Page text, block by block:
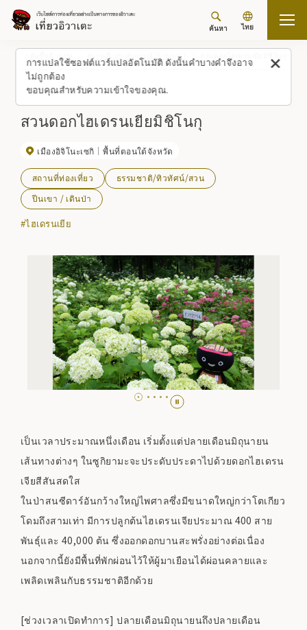
การแปลใช้ซอฟต์แวร์แปลอัตโนมัติ ดังนั้นคำบางคำจึงอาจ
ไม่ถูกต้อง
ขอบคุณสำหรับความเข้าใจของคุณ.
ค้นหา ไทย
กลับขึ้นด้านบน สถานที่/ประสบการณ์ (รายการ)
สวนดอกไฮเดรนเยียมิชิโนกุ
เมืองอิจิโนะเซกิ พื้นที่ตอนใต้จังหวัด
สถานที่ท่องเที่ยว
ธรรมชาติ/ทิวทัศน์/สวน
ปีนเขา / เดินป่า
#ไฮเดรนเยีย
เป็นเวลาประมาณหนึ่งเดือน เริ่มตั้งแต่ปลายเดือนมิถุนายน
เส้นทางต่างๆ ในซูกิยามะจะประดับประดาไปด้วยดอกไฮเดรน
เจียสีสันสดใส
ในป่าสนซีดาร์อันกว้างใหญ่ไพศาลซึ่งมีขนาดใหญ่กว่าโตเกียว
โดมถึงสามเท่า มีการปลูกต้นไฮเดรนเจียประมาณ 400 สาย
พันธุ์และ 40,000 ต้น ซึ่งออกดอกบานสะพรั่งอย่างต่อเนื่อง
นอกจากนี้ยังมีพื้นที่พักผ่อนไว้ให้ผู้มาเยือนได้ผ่อนคลายและ
เพลิดเพลินกับธรรมชาติอีกด้วย
[ช่วงเวลาเปิดทำการ] ปลายเดือนมิถุนายนถึงปลายเดือน